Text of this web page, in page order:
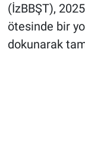
(İzBBŞT),
ötesinde bir
dokunarak